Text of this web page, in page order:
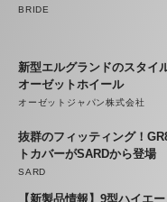
BRIDE
新型エルグランドのスタイ
オーゼットホイール
オーゼットジャパン株式会社
抜群のフィッティング！
トカバーがSARDから登場
SARD
【新製品情報】9型ハイエ